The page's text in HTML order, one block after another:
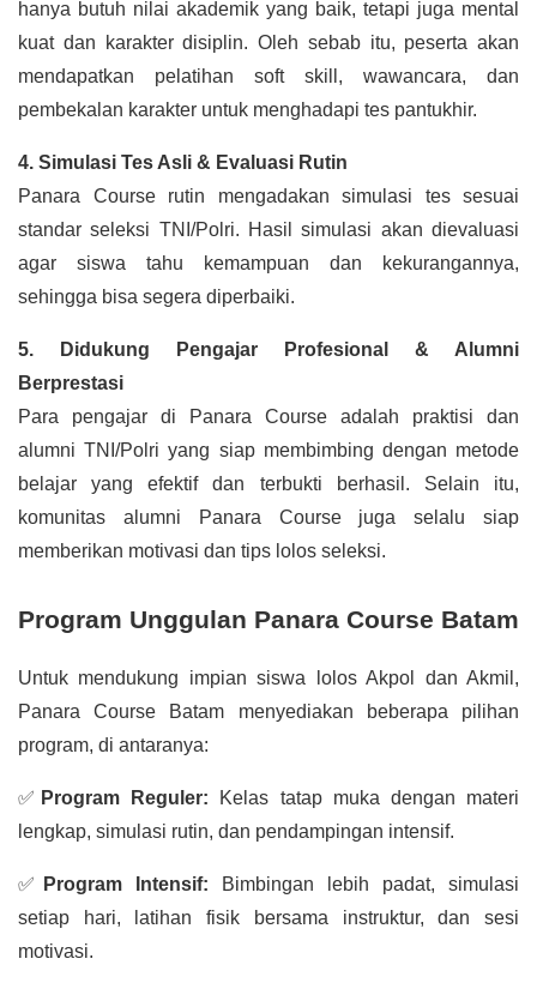
hanya butuh nilai akademik yang baik, tetapi juga mental
kuat dan karakter disiplin. Oleh sebab itu, peserta akan
mendapatkan pelatihan soft skill, wawancara, dan
pembekalan karakter untuk menghadapi tes pantukhir.
4. Simulasi Tes Asli & Evaluasi Rutin
Panara Course rutin mengadakan simulasi tes sesuai
standar seleksi TNI/Polri. Hasil simulasi akan dievaluasi
agar siswa tahu kemampuan dan kekurangannya,
sehingga bisa segera diperbaiki.
5. Didukung Pengajar Profesional & Alumni
Berprestasi
Para pengajar di Panara Course adalah praktisi dan
alumni TNI/Polri yang siap membimbing dengan metode
belajar yang efektif dan terbukti berhasil. Selain itu,
komunitas alumni Panara Course juga selalu siap
memberikan motivasi dan tips lolos seleksi.
Program Unggulan Panara Course Batam
Untuk mendukung impian siswa lolos Akpol dan Akmil,
Panara Course Batam menyediakan beberapa pilihan
program, di antaranya:
✅ Program Reguler: Kelas tatap muka dengan materi
lengkap, simulasi rutin, dan pendampingan intensif.
✅ Program Intensif: Bimbingan lebih padat, simulasi
setiap hari, latihan fisik bersama instruktur, dan sesi
motivasi.